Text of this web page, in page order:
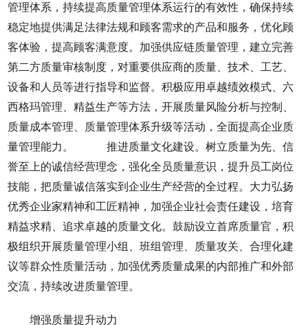
管理体系，持续提高质量管理体系运行的有效性，确保持续
稳定地提供满足法律法规和顾客需求的产品和服务，优化顾
客体验，提高顾客满意度。加强供应链质量管理，建立完善
第二方质量审核制度，对重要供应商的质量、技术、工艺、
设备和人员等进行指导和监督。积极应用卓越绩效模式、六
西格玛管理、精益生产等方法，开展质量风险分析与控制、
质量成本管理、质量管理体系升级等活动，全面提高企业质
量管理能力。 推进质量文化建设。树立质量为先、信
誉至上的诚信经营理念，强化全员质量意识，提升员工岗位
技能，把质量诚信落实到企业生产经营的全过程。大力弘扬
优秀企业家精神和工匠精神，加强企业社会责任建设，培育
精益求精、追求卓越的质量文化。鼓励设立首席质量官，积
极组织开展质量管理小组、班组管理、质量攻关、合理化建
议等群众性质量活动，加强优秀质量成果的内部推广和外部
交流，持续改进质量管理。
增强质量提升动力